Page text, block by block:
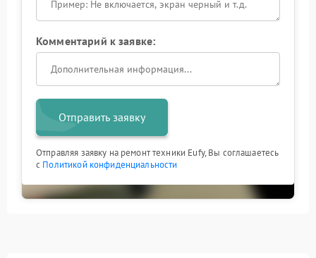
Комментарий к заявке:
Отправить заявку
Отправляя заявку на ремонт техники Eufy, Вы соглашаетесь
с Политикой конфиденциальности